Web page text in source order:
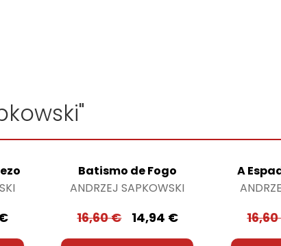
Batismo de Fogo
ANDRZEJ SAPKOWSKI
16,60€ 14,94 €
A
16,60